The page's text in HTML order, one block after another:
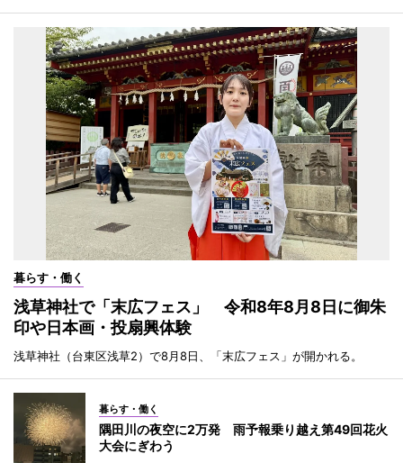
暮らす・働く
浅草神社で「末広フェス」 令和8年8月8日に御朱
印や日本画・投扇興体験
浅草神社（台東区浅草2）で8月8日、「末広フェス」が開かれる。
暮らす・働く
隅田川の夜空に2万発 雨予報乗り越え第49回花火
大会にぎわう